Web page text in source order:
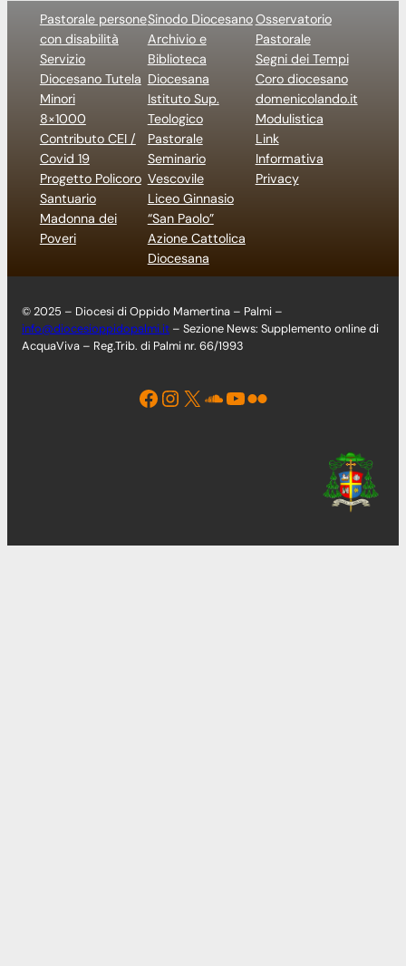
Pastorale persone
con disabilità
Servizio
Diocesano Tutela
Minori
8×1000
Contributo CEI /
Covid 19
Progetto Policoro
Santuario
Madonna dei
Poveri
Sinodo Diocesano
Archivio e
Biblioteca
Diocesana
Istituto Sup.
Teologico
Pastorale
Seminario
Vescovile
Liceo Ginnasio
“San Paolo”
Azione Cattolica
Diocesana
Osservatorio
Pastorale
Segni dei Tempi
Coro diocesano
domenicolando.it
Modulistica
Link
Informativa
Privacy
© 2025 – Diocesi di Oppido Mamertina – Palmi –
info@diocesioppidopalmi.it – Sezione News: Supplemento online di
AcquaViva – Reg.Trib. di Palmi nr. 66/1993
Facebook Instagram X Soundcloud YouTube Flickr